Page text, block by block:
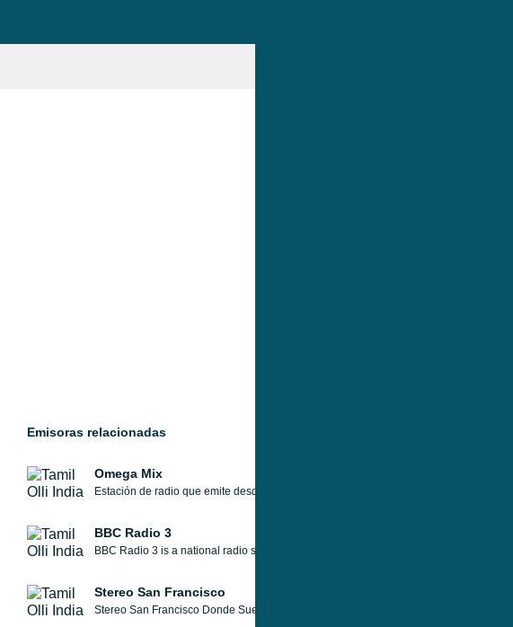
Emisoras relacionadas
Omega Mix
Estación de radio que emite desde España, con una programación de música
BBC Radio 3
BBC Radio 3 is a national radio service of the BBC, available via the Internet
Stereo San Francisco
Stereo San Francisco Donde Suena Tus Exitos.